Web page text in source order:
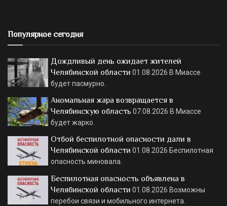
Популярное сегодня
Дождливый день ожидает жителей
Челябинской области 01.08.2026 В Миассе
будет пасмурно.
Аномальная жара возвращается в
Челябинскую область 07.08.2026 В Миассе
будет жарко.
Отбой беспилотной опасности дали в
Челябинской области 01.08.2026 Беспилотная
опасность миновала.
Беспилотная опасность объявлена в
Челябинской области 01.08.2026 Возможны
перебои связи и мобильного интернета.